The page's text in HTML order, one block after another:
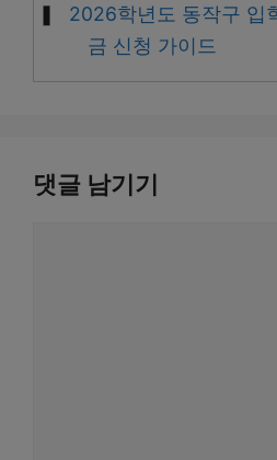
2026학년도 동작구 입
금 신청 가이드
댓글 남기기